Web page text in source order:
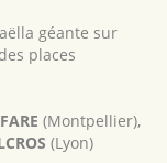
géante sur
places
(Montpellier),
(Lyon)